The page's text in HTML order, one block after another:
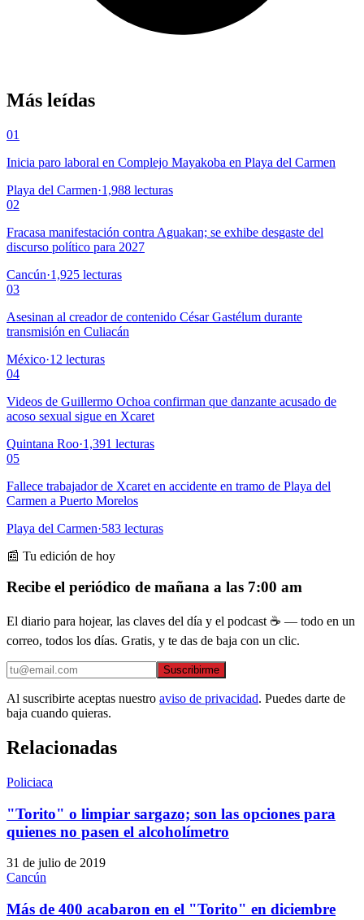
Más leídas
01
Inicia paro laboral en Complejo Mayakoba en Playa del Carmen
Playa del Carmen·1,988 lecturas
02
Fracasa manifestación contra Aguakan; se exhibe desgaste del
discurso político para 2027
Cancún·1,925 lecturas
03
Asesinan al creador de contenido César Gastélum durante
transmisión en Culiacán
México·12 lecturas
04
Videos de Guillermo Ochoa confirman que danzante acusado de
acoso sexual sigue en Xcaret
Quintana Roo·1,391 lecturas
05
Fallece trabajador de Xcaret en accidente en tramo de Playa del
Carmen a Puerto Morelos
Playa del Carmen·583 lecturas
📰 Tu edición de hoy
Recibe el periódico de mañana a las 7:00 am
El diario para hojear, las claves del día y el podcast ☕ — todo en un
correo, todos los días. Gratis, y te das de baja con un clic.
Suscribirme
Al suscribirte aceptas nuestro aviso de privacidad. Puedes darte de
baja cuando quieras.
Relacionadas
Policiaca
"Torito" o limpiar sargazo; son las opciones para
quienes no pasen el alcoholímetro
31 de julio de 2019
Cancún
Más de 400 acabaron en el "Torito" en diciembre